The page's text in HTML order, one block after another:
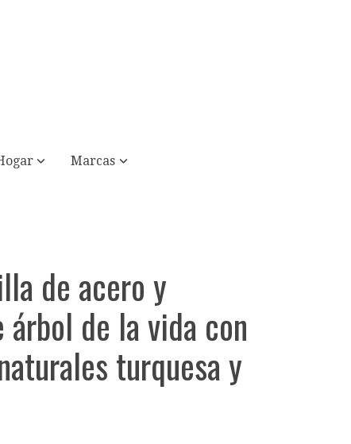
Marcas
de acero y
árbol de la vida con
turquesa y